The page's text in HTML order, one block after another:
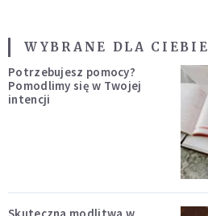
WYBRANE DLA CIEBIE
Potrzebujesz pomocy?
Pomodlimy się w Twojej
intencji